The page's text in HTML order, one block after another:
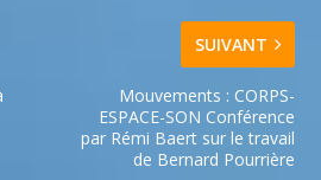
SUIVANT
Mouvements : CORPS-
ESPACE-SON Conférence
par Rémi Baert sur le travail
de Bernard Pourrière